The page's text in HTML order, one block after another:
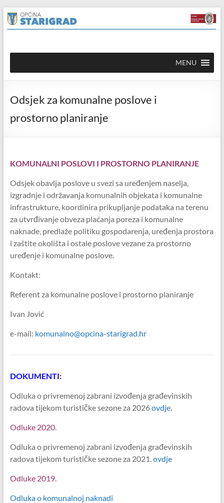
content
Skip
to
content
Općina
Starigrad
mrežna
stranica
MENU
Odsjek za komunalne poslove i
prostorno planiranje
KOMUNALNI POSLOVI I PROSTORNO PLANIRANJE
Odsjek obavlja poslove u svezi sa uređenjem naselja,
izgradnje i održavanja komunalnih objekata i komunalne
infrastrukture, koordinira prikupljanje podataka na terenu
za utvrđivanje obveza plaćanja poreza i komunalne
naknade, predlaže politiku gospodarenja, uređenja prostora
i zaštite okolišta i ostale poslove vezane za prostorno
uređenje i komunalne poslove.
Kontakt:
Referent za komunalne poslove i prostorno planiranje
Ivan Jović
e-mail: komunalno@opcina-starigrad.hr
DOKUMENTI:
Odluka o privremenoj zabrani izvođenja građevinskih
radova tijekom turističke sezone za 2026ovdje.
Odluke 2020.
Odluka o privremenoj zabrani izvođenja građevinskih
radova tijekom turističke sezone za 2021.ovdje
Odluke 2019.
Odluka o komunalnoj naknadi